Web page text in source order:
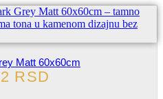
Matt 60x60cm
RSD